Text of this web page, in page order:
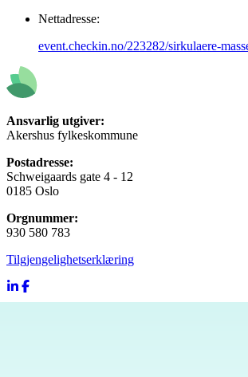
Nettadresse:
event.checkin.no/223282/sirkulaere-
Ansvarlig utgiver:
Akershus fylkeskommune
Postadresse:
Schweigaards gate 4 - 12
0185 Oslo
Orgnummer:
930 580 783
Tilgjengelighetserklæring